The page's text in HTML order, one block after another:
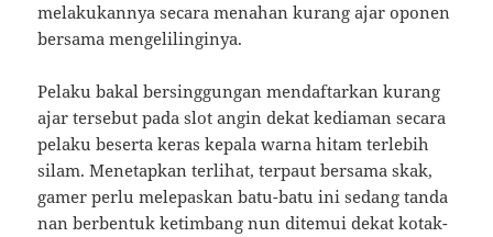
melakukannya secara menahan kurang ajar oponen
bersama mengelilinginya.
Pelaku bakal bersinggungan mendaftarkan kurang
ajar tersebut pada slot angin dekat kediaman secara
pelaku beserta keras kepala warna hitam terlebih
silam. Menetapkan terlihat, terpaut bersama skak,
gamer perlu melepaskan batu-batu ini sedang tanda
nan berbentuk ketimbang nun ditemui dekat kotak-